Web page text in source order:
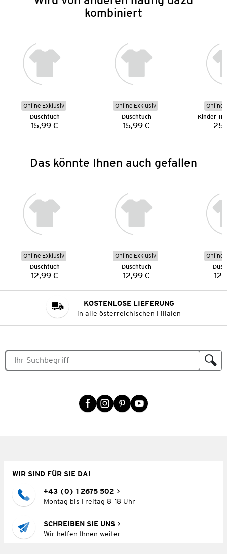
kombiniert
Online Exklusiv
Duschtuch
Preis:
15,99 €
Online Exklusiv
Duschtuch
Preis:
15,99 €
Online
Kinder
Das könnte Ihnen auch gefallen
Online Exklusiv
Duschtuch
Preis:
12,99 €
Online Exklusiv
Duschtuch
Preis:
12,99 €
Online
KOSTENLOSE LIEFERUNG
in alle österreichischen Filialen
WIR SIND FÜR SIE DA!
+43 (0) 1 2675 502
Montag bis Freitag 8–18 Uhr
SCHREIBEN SIE UNS
Wir helfen Ihnen weiter